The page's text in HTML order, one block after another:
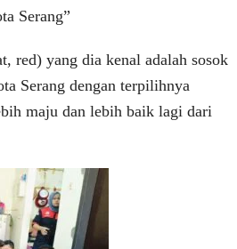
Serang”
red) yang dia kenal adalah sosok
Serang dengan terpilihnya
maju dan lebih baik lagi dari